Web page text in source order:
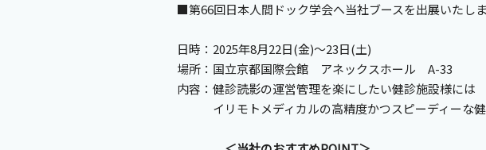
■第66回日本人間ドック学会へ当社ブースを出展いたしま
日時：2025年8月22日(金)～23日(土)
場所：国立京都国際会館 アネックスホール A-33
内容：健診読影の運営管理を楽にしたい健診施設様には
イリモトメディカルの高精度かつスピーディーな健